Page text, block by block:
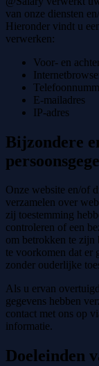
van onze diensten
Hieronder vindt u
verwerken:
Voor- en
E-mailadres
IP-adres
Bijzondere
Onze website en/of
verzamelen over
zij toestemming
controleren of een
om betrokken te
te voorkomen dat er
zonder ouderlijke
Als u ervan
gegevens hebben
contact met ons op
informatie.
Doeleinden